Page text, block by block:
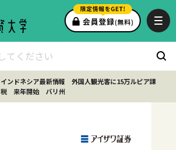
インドネシア最新情報 外国人観光客に15万ルピア課
税 来年開始 バリ州